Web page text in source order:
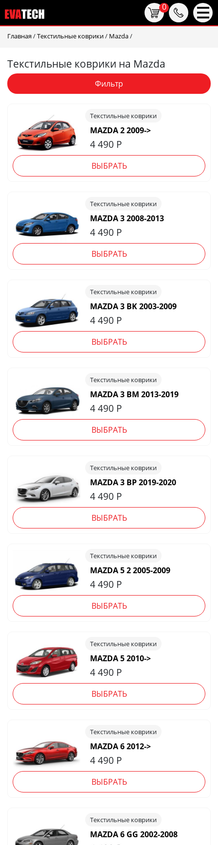
Главная /Текстильные коврики/ Mazda/
Текстильные коврики на Mazda
Фильтр
Текстильные коврики
MAZDA 2 2009->
4 490 Р
ВЫБРАТЬ
Текстильные коврики
MAZDA 3 2008-2013
4 490 Р
ВЫБРАТЬ
Текстильные коврики
MAZDA 3 BK 2003-2009
4 490 Р
ВЫБРАТЬ
Текстильные коврики
MAZDA 3 BM 2013-2019
4 490 Р
ВЫБРАТЬ
Текстильные коврики
MAZDA 3 BP 2019-2020
4 490 Р
ВЫБРАТЬ
Текстильные коврики
MAZDA 5 2 2005-2009
4 490 Р
ВЫБРАТЬ
Текстильные коврики
MAZDA 5 2010->
4 490 Р
ВЫБРАТЬ
Текстильные коврики
MAZDA 6 2012->
4 490 Р
ВЫБРАТЬ
Текстильные коврики
MAZDA 6 GG 2002-2008
0